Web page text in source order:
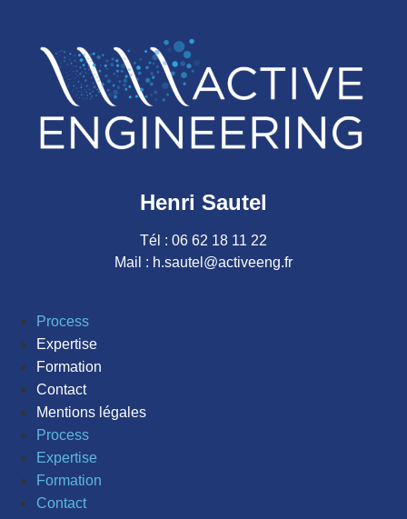
Henri Sautel
Tél : 06 62 18 11 22
Mail : h.sautel@activeeng.fr
Process
Expertise
Formation
Contact
Mentions légales
Process
Expertise
Formation
Contact